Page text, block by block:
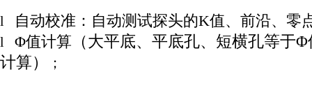
l 自动校准：自动测试探头的K值、前沿、零
l Φ值计算 （大平底、平底孔、短横孔等于
计算） ；